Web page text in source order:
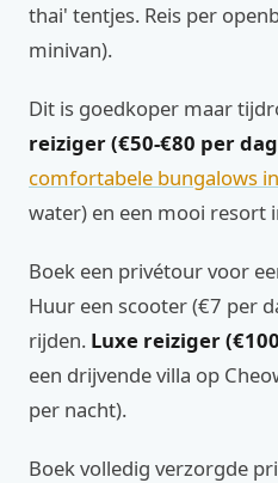
thai' tentjes. Reis per
minivan).
Dit is goedkoper maar
reiziger (€50-€80 per
comfortabele bungalows
water) en een mooi resort
Boek een privétour voor
Huur een scooter (€7 per
rijden. Luxe reiziger
een drijvende villa op
per nacht).
Boek volledig verzorgde